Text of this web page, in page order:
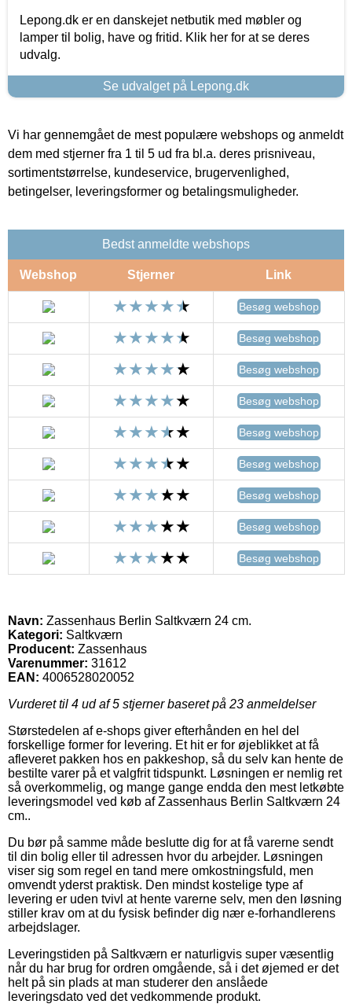
Lepong.dk er en danskejet netbutik med møbler og
lamper til bolig, have og fritid. Klik her for at se deres
udvalg.
Se udvalget på Lepong.dk
Vi har gennemgået de mest populære webshops og anmeldt
dem med stjerner fra 1 til 5 ud fra bl.a. deres prisniveau,
sortimentstørrelse, kundeservice, brugervenlighed,
betingelser, leveringsformer og betalingsmuligheder.
Bedst anmeldte webshops
Webshop Stjerner Link
Besøg webshop
Besøg webshop
Besøg webshop
Besøg webshop
Besøg webshop
Besøg webshop
Besøg webshop
Besøg webshop
Besøg webshop
Navn: Zassenhaus Berlin Saltkværn 24 cm.
Kategori: Saltkværn
Producent: Zassenhaus
Varenummer: 31612
EAN: 4006528020052
Vurderet til 4 ud af 5 stjerner baseret på 23 anmeldelser
Størstedelen af e-shops giver efterhånden en hel del
forskellige former for levering. Et hit er for øjeblikket at få
afleveret pakken hos en pakkeshop, så du selv kan hente de
bestilte varer på et valgfrit tidspunkt. Løsningen er nemlig ret
så overkommelig, og mange gange endda den mest letkøbte
leveringsmodel ved køb af Zassenhaus Berlin Saltkværn 24
cm..
Du bør på samme måde beslutte dig for at få varerne sendt
til din bolig eller til adressen hvor du arbejder. Løsningen
viser sig som regel en tand mere omkostningsfuld, men
omvendt yderst praktisk. Den mindst kostelige type af
levering er uden tvivl at hente varerne selv, men den løsning
stiller krav om at du fysisk befinder dig nær e-forhandlerens
arbejdslager.
Leveringstiden på Saltkværn er naturligvis super væsentlig
når du har brug for ordren omgående, så i det øjemed er det
helt på sin plads at man studerer den anslåede
leveringsdato ved det vedkommende produkt.